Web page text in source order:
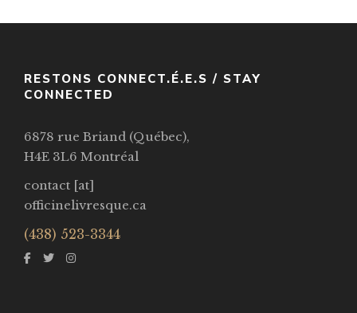
RESTONS CONNECT.É.E.S / STAY
CONNECTED
6878 rue Briand (Québec),
H4E 3L6 Montréal
contact [at]
officinelivresque.ca
(438) 523-3344